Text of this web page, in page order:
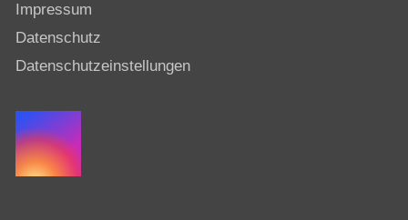
Impressum
Datenschutz
Datenschutzeinstellungen